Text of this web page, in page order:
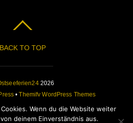
BACK TO TOP
2026
•Themify WordPress Themes
Wenn du die Website weiter
deinem Einverständnis aus.